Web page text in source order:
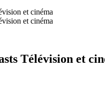
et cinéma
et cinéma
Télévision et